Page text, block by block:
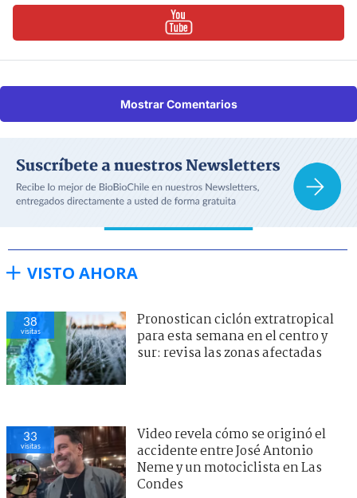
Mostrar Comentarios
VISTO AHORA
38
visitas
Pronostican ciclón extratropical
para esta semana en el centro y
sur: revisa las zonas afectadas
33
visitas
Video revela cómo se originó el
accidente entre José Antonio
Neme y un motociclista en Las
Condes